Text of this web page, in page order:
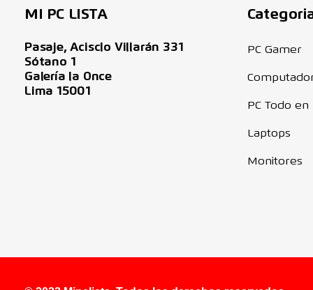
MI PC LISTA
Pasaje, Acisclo Villarán 331
Sótano 1
Galería la Once
Lima 15001
PC Gamer
PC Todo en
Laptops
Monitores